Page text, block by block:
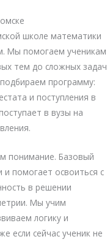
школе математики
Мы помогаем ученикам
тем до сложных задач
программу:
и поступления в
в вузы на
понимание. Базовый
и помогает освоиться с
в решении
Мы учим
логику и
если сейчас ученик не